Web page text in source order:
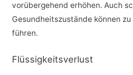
vorübergehend erhöhen. Auch
Gesundheitszustände können
führen.
Flüssigkeitsverlust